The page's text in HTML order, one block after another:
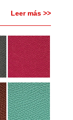
Leer más >>